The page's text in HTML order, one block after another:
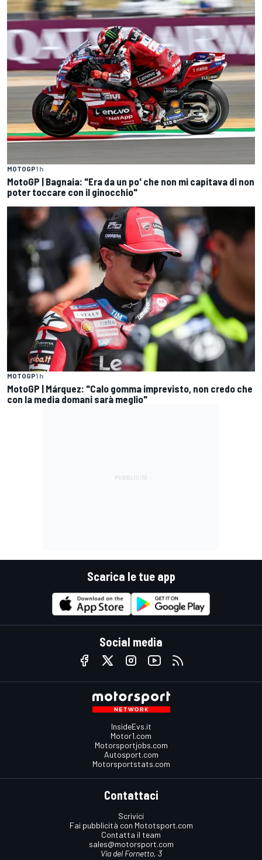
MOTOGP1 h
MotoGP | Bagnaia: "Era da un po' che non mi capitava di non
poter toccare con il ginocchio"
MOTOGP1 h
MotoGP | Márquez: "Calo gomma imprevisto, non credo che
con la media domani sarà meglio"
Scarica le tue app
Social media
InsideEvs.it
Motor1.com
Motorsportjobs.com
Autosport.com
Motorsportstats.com
Contattaci
Scrivici
Fai pubblicità con Mototsport.com
Contatta il team
sales@motorsport.com
Via del Fornetto, 3